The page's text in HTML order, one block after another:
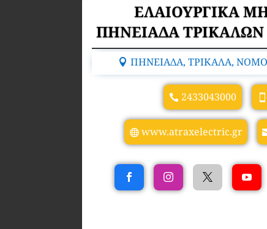
ΕΛΑΙΟΥΡΓΙΚΑ
ΠΗΝΕΙΑΔΑ ΤΡΙΚΑΛΩΝ
ΠΗΝΕΙΑΔΑ, ΤΡΙΚΑΛΑ,
2433043000
www.atraxelectric.gr